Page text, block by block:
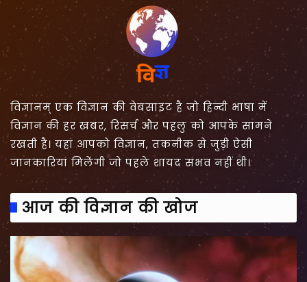
विज्ञानम् एक विज्ञान की वेबसाइट है जो हिन्दी भाषा में
विज्ञान की हर खबर, रिसर्च और पहलु को आपके सामने
रखती है। यहां आपको विज्ञान, तकनीक से जुड़ी ऐसी
जानकारियां मिलेंगी जो पहले शायद संभव नहीं थी।
आज की विज्ञान की खोज